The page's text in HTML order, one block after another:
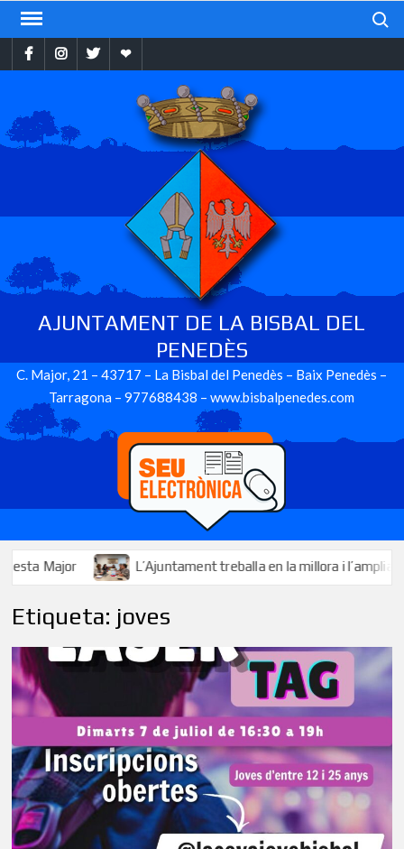
Skip
contentFacebookInstragram
TwitterEbando
AJUNTAMENT DE LA BISBAL DEL
PENEDÈS
C. Major, 21 – 43717 – La Bisbal del Penedès – Baix Penedès –
Tarragona – 977688438 – www.bisbalpenedes.com
L’Ajuntament treballa en la millora i l’ampliació dels serveis
Etiqueta: joves